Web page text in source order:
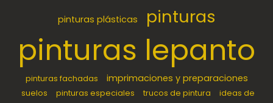
pinturas plásticas pinturas
pinturas lepanto
pinturas fachadas imprimaciones y preparaciones
suelos pinturas especiales trucos de pintura
ideas de